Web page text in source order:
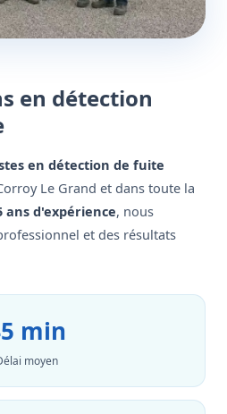
en détection
en détection de fuite
Le Grand et dans toute la
ans d'expérience, nous
et des résultats
min
moyen